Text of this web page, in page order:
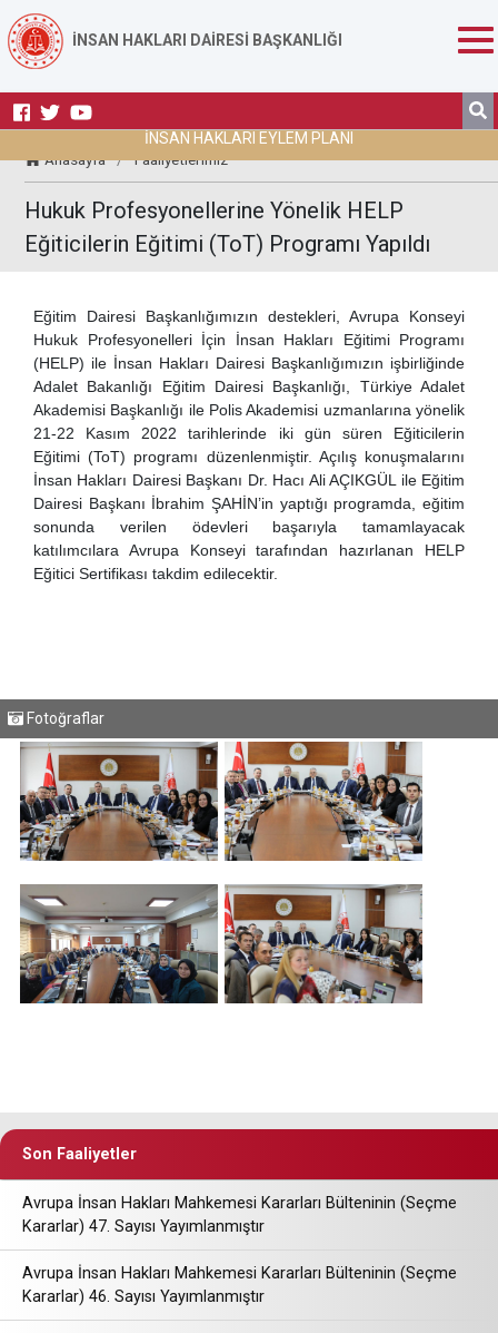
İNSAN HAKLARI DAİRESİ BAŞKANLIĞI
İNSAN HAKLARI EYLEM PLANI
Anasayfa / Faaliyetlerimiz
Hukuk Profesyonellerine Yönelik HELP
Eğiticilerin Eğitimi (ToT) Programı Yapıldı
Eğitim Dairesi Başkanlığımızın destekleri, Avrupa Konseyi
Hukuk Profesyonelleri İçin İnsan Hakları Eğitimi Programı
(HELP) ile İnsan Hakları Dairesi Başkanlığımızın işbirliğinde
Adalet Bakanlığı Eğitim Dairesi Başkanlığı, Türkiye Adalet
Akademisi Başkanlığı ile Polis Akademisi uzmanlarına yönelik
21-22 Kasım 2022 tarihlerinde iki gün süren Eğiticilerin
Eğitimi (ToT) programı düzenlenmiştir. Açılış konuşmalarını
İnsan Hakları Dairesi Başkanı Dr. Hacı Ali AÇIKGÜL ile Eğitim
Dairesi Başkanı İbrahim ŞAHİN’in yaptığı programda, eğitim
sonunda verilen ödevleri başarıyla tamamlayacak
katılımcılara Avrupa Konseyi tarafından hazırlanan HELP
Eğitici Sertifikası takdim edilecektir.
Fotoğraflar
Son Faaliyetler
Avrupa İnsan Hakları Mahkemesi Kararları Bülteninin (Seçme
Kararlar) 47. Sayısı Yayımlanmıştır
Avrupa İnsan Hakları Mahkemesi Kararları Bülteninin (Seçme
Kararlar) 46. Sayısı Yayımlanmıştır